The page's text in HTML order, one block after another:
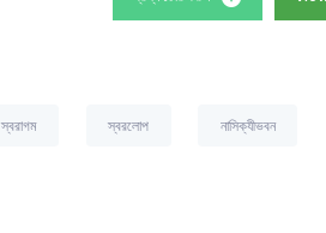
স্বরাগম স্বরলোপ নাসিক্যীভবন